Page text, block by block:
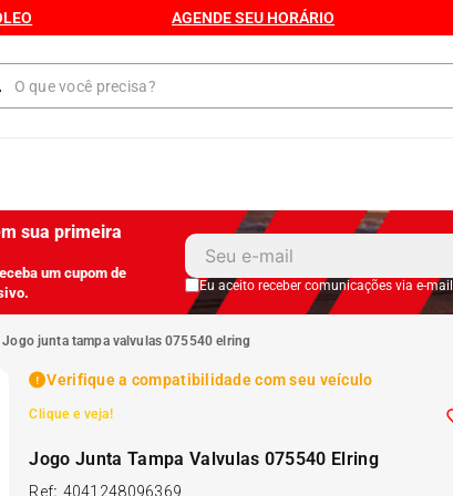
AGENDE SEU HORÁRIO
sua primeira
um cupom de
Eu aceito receber comunicações via e-mail
jogo junta tampa valvulas 075540 elring
Verifique a compatibilidade com seu veículo
Clique e veja!
Jogo Junta Tampa Valvulas 075540 Elring
Ref: 4041248096369
º Kit 4 Pneu
º Kit Pneu
3º Bproauto
175 65r14